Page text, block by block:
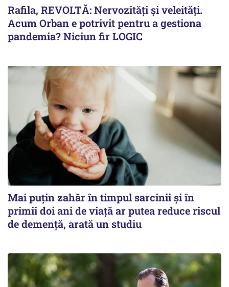
Rafila, REVOLTĂ: Nervozități și veleități.
Acum Orban e potrivit pentru a gestiona
pandemia? Niciun fir LOGIC
Mai puțin zahăr în timpul sarcinii și în
primii doi ani de viață ar putea reduce riscul
de demență, arată un studiu